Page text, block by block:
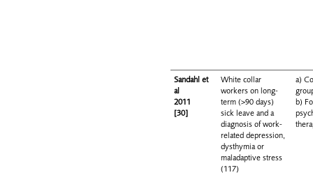
Sandahl et
al
2011
[30]
White collar
workers on long-
term (>90 days)
sick leave and a
diagnosis of work-
related depression,
dysthymia or
maladaptive stress
(117)
a)
b)